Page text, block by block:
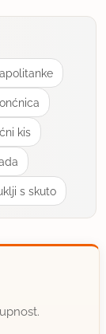
kis
s skuto